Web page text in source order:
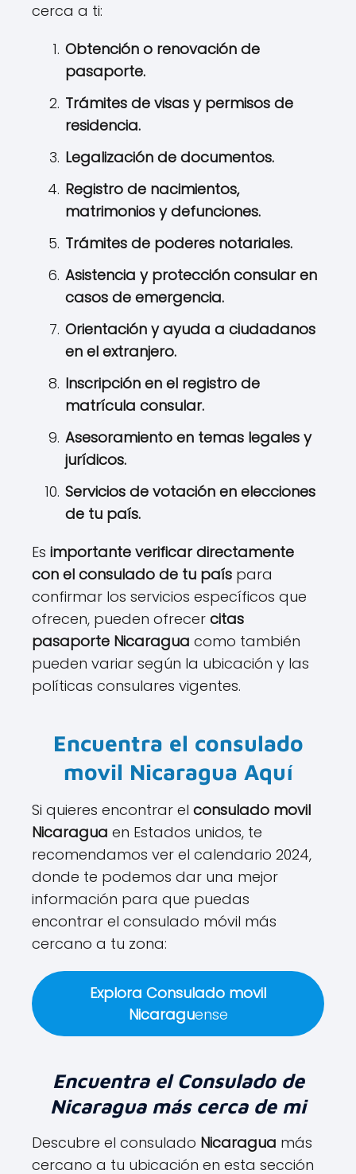
cerca a ti:
Obtención o renovación de
pasaporte.
Trámites de visas y permisos de
residencia.
Legalización de documentos.
Registro de nacimientos,
matrimonios y defunciones.
Trámites de poderes notariales.
Asistencia y protección consular en
casos de emergencia.
Orientación y ayuda a ciudadanos
en el extranjero.
Inscripción en el registro de
matrícula consular.
Asesoramiento en temas legales y
jurídicos.
Servicios de votación en elecciones
de tu país.
Es importante verificar directamente
con el consulado de tu país para
confirmar los servicios específicos que
ofrecen, pueden ofrecer citas
pasaporte Nicaragua como también
pueden variar según la ubicación y las
políticas consulares vigentes.
Encuentra el consulado
movil Nicaragua Aquí
Si quieres encontrar el consulado movil
Nicaragua en Estados unidos, te
recomendamos ver el calendario 2024,
donde te podemos dar una mejor
información para que puedas
encontrar el consulado móvil más
cercano a tu zona:
Explora Consulado movil
Nicaraguense
Encuentra el Consulado de
Nicaraguamás cerca de mi
Descubre el consulado Nicaragua más
cercano a tu ubicación en esta sección